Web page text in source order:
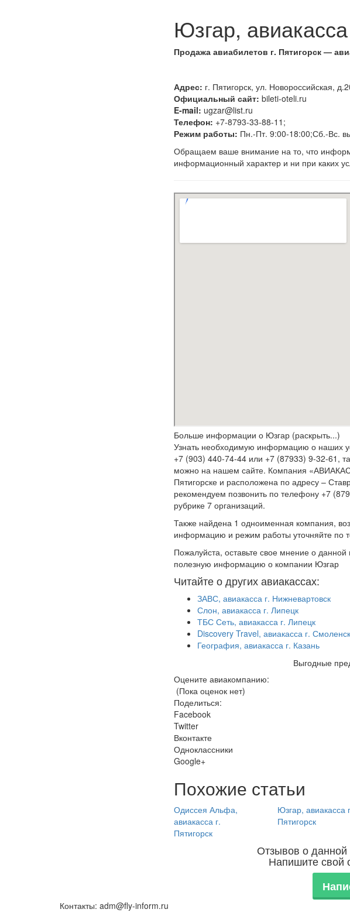
Юзгар,
Продажа авиабилетов г. Пятигорск —
Адрес: г. Пятигорск, ул. Новороссийская,
Официальный сайт: bileti-oteli.ru
E-mail: ugzar@list.ru
Телефон: +7-8793-33-88-11;
Режим работы: Пн.-Пт. 9:00-18:00;Сб.-Вс.
Обращаем ваше внимание на то, что
информационный характер и ни при каких
Больше информации о Юзгар (раскрыть...)
Узнать необходимую информацию о наших
+7 (903) 440-74-44 или +7 (87933) 9-32-61,
можно на нашем сайте. Компания
Пятигорске и расположена по адресу –
рекомендуем позвонить по телефону +7
рубрике 7 организаций.
Также найдена 1 одноименная компания,
информацию и режим работы уточняйте по
Пожалуйста, оставьте свое мнение о
полезную информацию о компании Юзгар
Читайте о других авиакассах:
ЗАВС, авиакасса г. Нижневартовск
Слон, авиакасса г. Липецк
ТБС Сеть, авиакасса г. Липецк
Discovery Travel, авиакасса г. Смоленск
География, авиакасса г. Казань
Выгодные
Оцените авиакомпанию:
(Пока оценок нет)
Поделиться:
Facebook
Twitter
Вконтакте
Одноклассники
Google+
Похожие статьи
Одиссея Альфа,
авиакасса г.
Пятигорск
Юзгар, авиакасса
Пятигорск
Отзывов о данной
Напишите свой
Контакты: adm@fly-inform.ru